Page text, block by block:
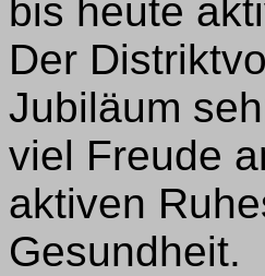
bis heute
Der
Jubiläum
viel Freude
aktiven
Gesundheit.